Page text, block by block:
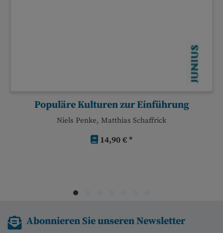
Populäre Kulturen zur Einführung
Niels Penke, Matthias Schaffrick
14,90 € *
Abonnieren Sie unseren Newsletter